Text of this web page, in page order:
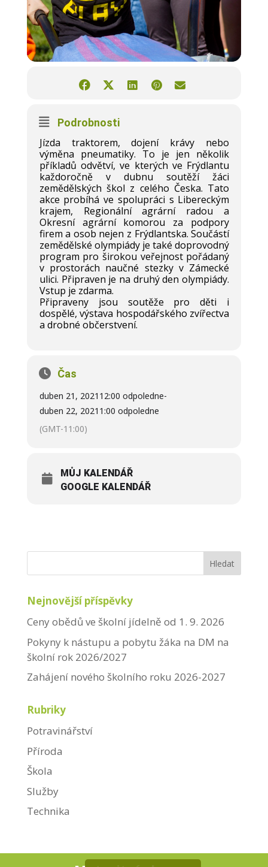
Podrobnosti
Jízda traktorem, dojení krávy nebo
výměna pneumatiky. To je jen několik
příkladů odvětví, ve kterých ve Frýdlantu
každoročně v dubnu soutěží žáci
zemědělských škol z celého Česka. Tato
akce probíhá ve spolupráci s Libereckým
krajem, Regionální agrární radou a
Okresní agrární komorou za podpory
firem a osob nejen z Frýdlantska. Součástí
zemědělské olympiády je také doprovodný
program pro širokou veřejnost pořádaný
v prostorách naučné stezky v Zámecké
ulici. Připraven je na druhý den olympiády.
Vstup je zdarma.
Připraveny jsou soutěže pro děti i
dospělé, výstava hospodářského zvířectva
a drobné občerstvení.
Čas
duben 21, 2021 12:00 odpoledne-
duben 22, 2021 1:00 odpoledne
(GMT-11:00)
MŮJ KALENDÁŘ
GOOGLE KALENDÁŘ
Nejnovější příspěvky
Ceny obědů ve školní jídelně od 1. 9. 2026
Pokyny k nástupu a pobytu žáka na DM na
školní rok 2026/2027
Zahájení nového školního roku 2026-2027
Rubriky
Potravinářství
Příroda
Škola
Služby
Technika